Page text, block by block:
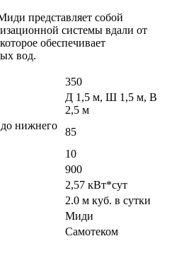
представляет собой
системы вдали от
обеспечивает
вод.
350
Д 1,5 м, Ш 1,5 м, В
2,5 м
нижнего
85
10
900
2,57 кВт*сут
2.0 м куб. в сутки
Миди
Самотеком